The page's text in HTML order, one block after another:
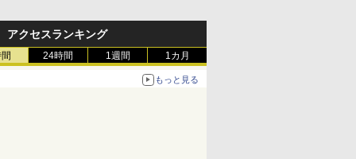
アクセスランキング
24時間 1週間 1カ月
もっと見る